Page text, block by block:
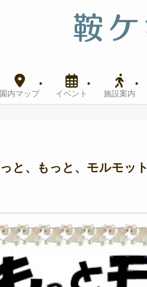
園内マップ イベント 施設案内
と、もっと、モルモット